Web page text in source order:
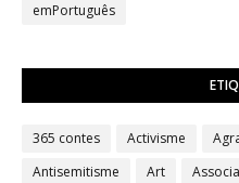
emPortuguês
365 contes Activisme
Antisemitisme
Art